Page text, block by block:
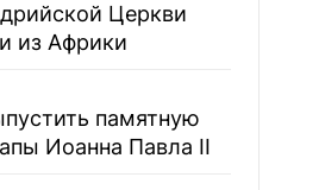
Церкви
из Африки
памятную
Иоанна Павла II